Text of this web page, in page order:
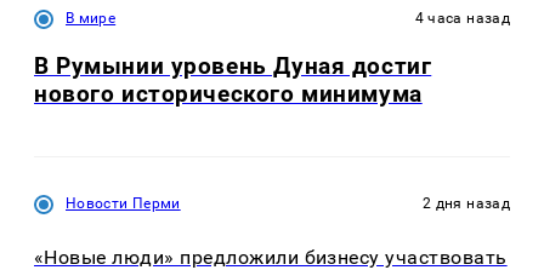
В мире 4 часа назад
В Румынии уровень Дуная достиг
нового исторического минимума
Новости Перми 2 дня назад
«Новые люди» предложили бизнесу участвовать